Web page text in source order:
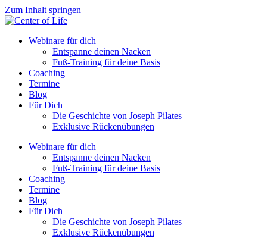
Zum Inhalt springen
Webinare für dich
Entspanne deinen Nacken
Fuß-Training für deine Basis
Coaching
Termine
Blog
Für Dich
Die Geschichte von Joseph Pilates
Exklusive Rückenübungen
Webinare für dich
Entspanne deinen Nacken
Fuß-Training für deine Basis
Coaching
Termine
Blog
Für Dich
Die Geschichte von Joseph Pilates
Exklusive Rückenübungen